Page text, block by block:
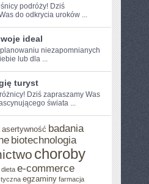
podróży!⁤ Dziś
do odkrycia uroków ...
ideal
niezapomnianych
lub dla⁣ ...
turyst
Dziś zapraszamy Was
świata​ ...
asertywność badania
biotechnologia
choroby
dieta e-commerce
egzaminy farmacja